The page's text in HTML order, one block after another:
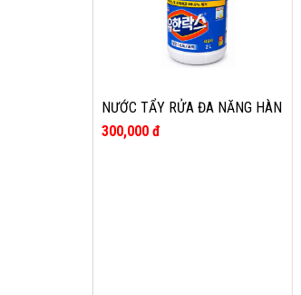
NƯỚC TẨY RỬA ĐA NĂNG HÀN
QUỐC YUHAN 2L
300,000 đ